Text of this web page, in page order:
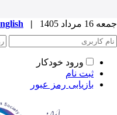
مرداد 1405 |
English
ورود خودکار
ثبت نام
بازیابی رمز عبور